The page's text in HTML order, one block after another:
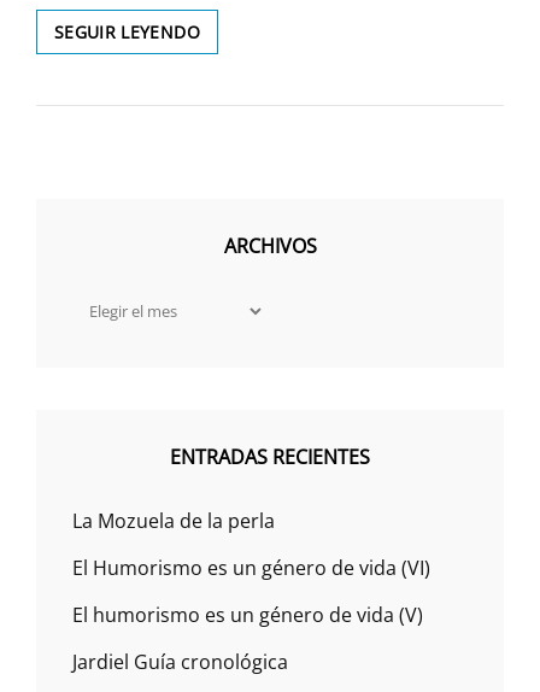
SEGUIR LEYENDOUN
NINOT
ARCHIVOS
Archivos
ENTRADAS RECIENTES
La Mozuela de la perla
El Humorismo es un género de vida (VI)
El humorismo es un género de vida (V)
Jardiel Guía cronológica